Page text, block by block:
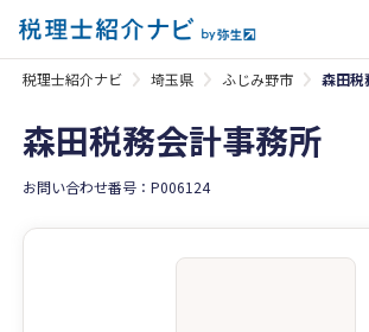
税理士紹介ナビ 埼玉県 ふじみ野市 森田税
森田税務会計事務所
お問い合わせ番号：P006124